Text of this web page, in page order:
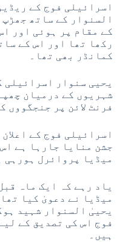
اسرائیلی فوج کے
السنوار کے ساتھ
کے مقام پر ہوئی اور
رکھا تھا اور اس کے
کمانڈر بھی تھا۔
یحیی سنوار اسرائیلی
شہریوں کے درمیان
فرنٹ لائن پر جنجگووں
اسرائیلی فوج کے
جشن منایا جارہا ہے
میڈیا پروائرل ہورہی
یاد رہے کہ ایک ماہ
میڈیا نے دعویٰ کیا
یحییٰ السنوار شہید
فوج اس کی تصدیق کے
ہیں۔